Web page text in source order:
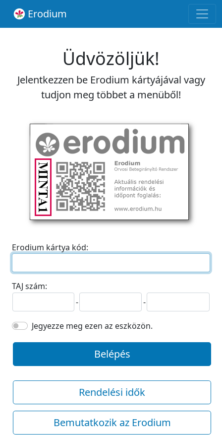
Erodium
Üdvözöljük!
Jelentkezzen be Erodium kártyájával vagy
tudjon meg többet a menüből!
Erodium kártya kód:
TAJ szám:
-
-
Jegyezze meg ezen az eszközön.
Belépés
Rendelési idők
Bemutatkozik az Erodium